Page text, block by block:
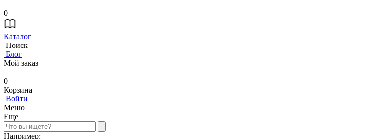
0
Каталог
Поиск
Блог
Мой заказ
0
Корзина
Войти
Меню
Еще
Например: